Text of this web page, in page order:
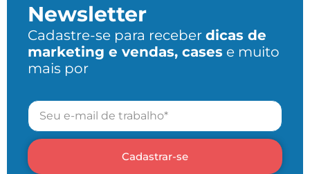
Newsletter
Cadastre-se para receber dicas de
marketing e vendas, cases e muito
mais por
Cadastrar-se